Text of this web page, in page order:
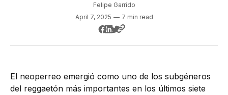
Felipe Garrido
April 7, 2025 — 7 min read
El neoperreo emergió como uno de los subgéneros
del reggaetón más importantes en los últimos siete